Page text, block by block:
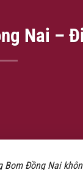
Nai –
Đồng Nai